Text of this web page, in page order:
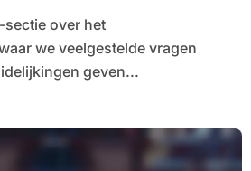
we veelgestelde vragen
geven...